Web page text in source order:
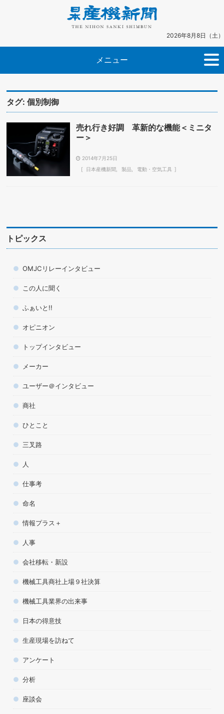
2026年8月8日（土）
メニュー
タグ:個別制御
売れ行き好調 革新的な機能＜ミニタ
ー＞
2014年7月25日
日本産機新聞
製品 電動・空気工具
トピックス
OMJCリレーインタビュー
この人に聞く
ふぁいと!!
オピニオン
トップインタビュー
メーカー
ユーザー＠インタビュー
商社
ひとこと
三叉路
人
仕事考
命名
情報プラス＋
人事
会社移転・新設
機械工具商社上場９社決算
機械工具業界の出来事
日本の得意技
生産現場を訪ねて
アンケート
分析
座談会